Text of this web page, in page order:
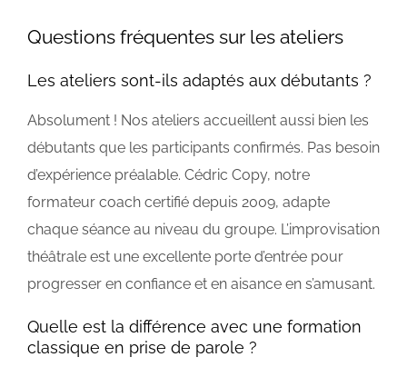
Questions fréquentes sur les ateliers
Les ateliers sont-ils adaptés aux débutants ?
Absolument ! Nos ateliers accueillent aussi bien les
débutants que les participants confirmés. Pas besoin
d’expérience préalable. Cédric Copy, notre
formateur coach certifié depuis 2009, adapte
chaque séance au niveau du groupe. L’improvisation
théâtrale est une excellente porte d’entrée pour
progresser en confiance et en aisance en s’amusant.
Quelle est la différence avec une formation
classique en prise de parole ?